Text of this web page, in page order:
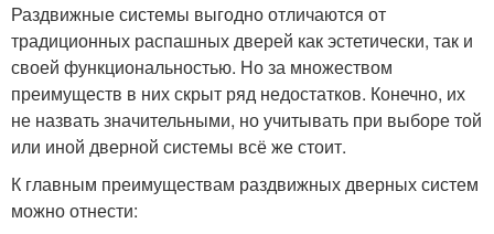
Раздвижные системы выгодно отличаются от
традиционных распашных дверей как эстетически, так и
своей функциональностью. Но за множеством
преимуществ в них скрыт ряд недостатков. Конечно, их
не назвать значительными, но учитывать при выборе той
или иной дверной системы всё же стоит.
К главным преимуществам раздвижных дверных систем
можно отнести: